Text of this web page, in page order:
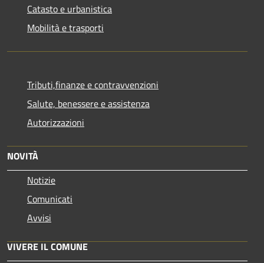
Catasto e urbanistica
Mobilità e trasporti
Tributi,finanze e contravvenzioni
Salute, benessere e assistenza
Autorizzazioni
NOVITÀ
Notizie
Comunicati
Avvisi
VIVERE IL COMUNE